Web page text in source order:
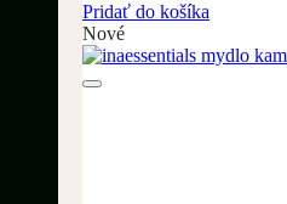
Pridať do košíka
Nové